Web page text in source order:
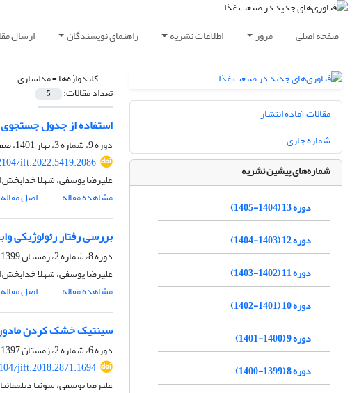
صفحه اصلی مرور اطلاعات نشریه راهنمای نویسندگان ارسال
کلیدواژه‌ها =مدلسازی
تعداد مقالات: 5
استفاده از جدول
دوره 9، شماره 3، بهار 1401، صفحه
ift.2022.5419.2086
علیرضا یوسفی، شهلا
مشاهده مقاله
اصل مقاله
بررسی رفتار رئولوژیکی
دوره 8، شماره 2، زمستان 1399، صفحه
علیرضا یوسفی، شهلا
مشاهده مقاله
اصل مقاله
سینتیک خشک کردن
دوره 6، شماره 2، زمستان 1397، صفحه
jift.2018.2871.1694
علیرضا یوسفی، سونیا
مقالات آماده انتشار
شماره جاری
شماره‌های پیشین نشریه
دوره 13 (1404-1405)
دوره 12 (1403-1404)
دوره 11 (1402-1403)
دوره 10 (1401-1402)
دوره 9 (1400-1401)
دوره 8 (1399-1400)